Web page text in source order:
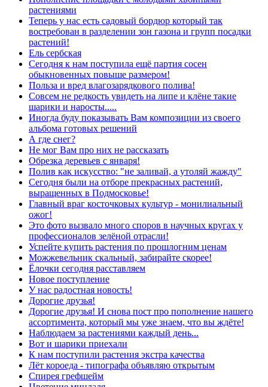
растениями
Теперь у нас есть садовый бордюр который так
востребован в разделении зон газона и групп посадки
растений!
Ель сербская
Сегодня к нам поступила ещё партия сосен
обыкновенных повыше размером!
Польза и вред влагозарядкового полива!
Совсем не редкость увидеть на липе и клёне такие
шарики и наросты.....
Иногда буду показывать Вам композиции из своего
альбома готовых решений
А где снег?
Не мог Вам про них не рассказать
Обрезка деревьев с января!
Полив как искусство: "не заливай, а утоляй жажду"
Сегодня были на отборе прекрасных растений,
выращенных в Подмосковье!
Главный враг косточковых культур - монилиальный
ожог!
Это фото вызвало много споров в научных кругах у
профессионалов зелёной отрасли!
Успейте купить растения по прошлогним ценам
Можжевельник скальный, забирайте скорее!
Ёлочки сегодня расставляем
Новое поступление
У нас радостная новость!
Дорогие друзья!
Дорогие друзья! И снова пост про пополнение нашего
ассортимента, который мы уже знаем, что вы ждёте!
Наблюдаем за растениями каждый день...
Вот и шарики приехали
К нам поступили растения экстра качества
Лёт короеда - типографа объявляю открытым
Спирея грефшейм